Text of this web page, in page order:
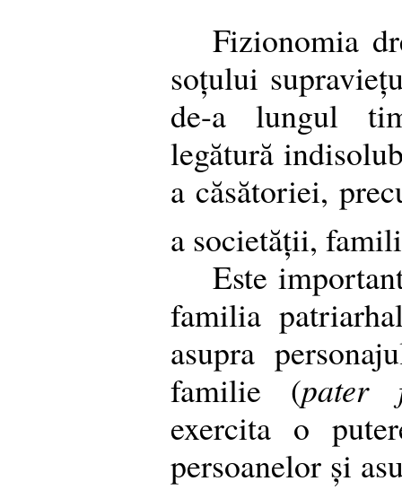
Fizionomia
soțului
de-a lungul
legătură
a căsătoriei,
a societății,
Este
familia
asupra
familie (pater
exercita o
persoanelor și